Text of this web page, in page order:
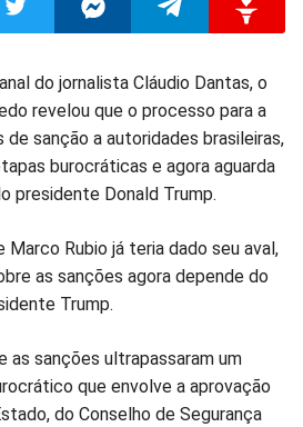
no
Compartilhar
no
Messenger
Compartilhar
no
Telegram
no
do jornalista Cláudio Dantas, o
revelou que o processo para a
de sanção a autoridades brasileiras,
burocráticas e agora aguarda
presidente Donald Trump.
Marco Rubio já teria dado seu aval,
as sanções agora depende do
Trump.
as sanções ultrapassaram um
que envolve a aprovação
do Conselho de Segurança